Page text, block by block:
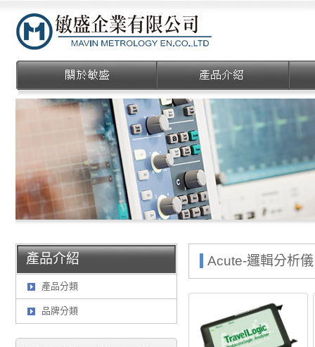
產品介紹
產品分類
品牌分類
Acute-邏輯分析